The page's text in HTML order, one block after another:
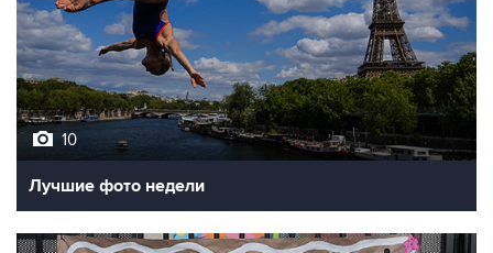
10
Лучшие фото недели